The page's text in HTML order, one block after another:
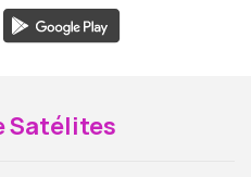
Satélites